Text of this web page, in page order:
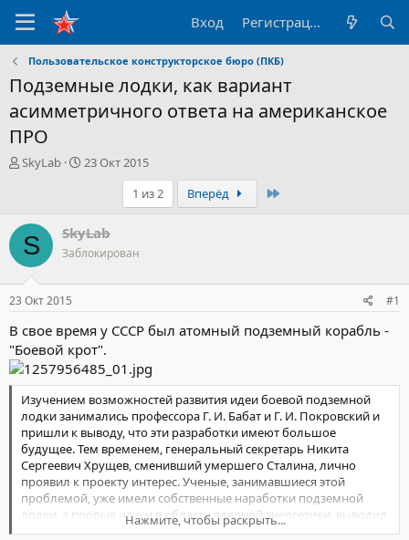
Вход Регистрация
Пользовательское конструкторское бюро (ПКБ)
Подземные лодки, как вариант
асимметричного ответа на американское
ПРО
А
р
т
м
ы
SkyLab
Д
н
а
ч
23 Окт 2015
1 из 2
Вперёд
S SkyLab
Заблокирован
23 Окт 2015 #1
В свое время у СССР был атомный подземный корабль -
"Боевой крот".
Изучением возможностей развития идеи боевой подземной
лодки занимались профессора Г. И. Бабат и Г. И. Покровский и
пришли к выводу, что эти разработки имеют большое
будущее. Тем временем, генеральный секретарь Никита
Сергеевич Хрущев, сменивший умершего Сталина, лично
проявил к проекту интерес. Ученые, занимавшиеся этой
проблемой, уже имели собственные наработки подземной
лодки, а прорыв науки в области ядерной энергетики, выводил
проект на новую ступень технологического развития —
Нажмите, чтобы раскрыть...